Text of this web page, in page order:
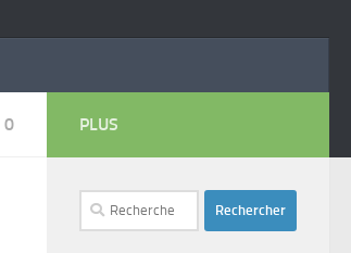
0 PLUS
Rechercher :